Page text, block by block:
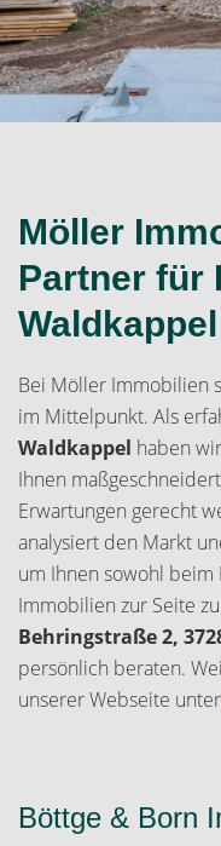
Möller
Partner für
Waldkappel
Bei Möller Immobilien
im Mittelpunkt. Als
Waldkappel haben
Ihnen
Erwartungen gerecht
analysiert den Markt
um Ihnen sowohl beim
Immobilien zur Seite
Behringstraße 2,
persönlich beraten.
unserer Webseite unter
Böttge & Born